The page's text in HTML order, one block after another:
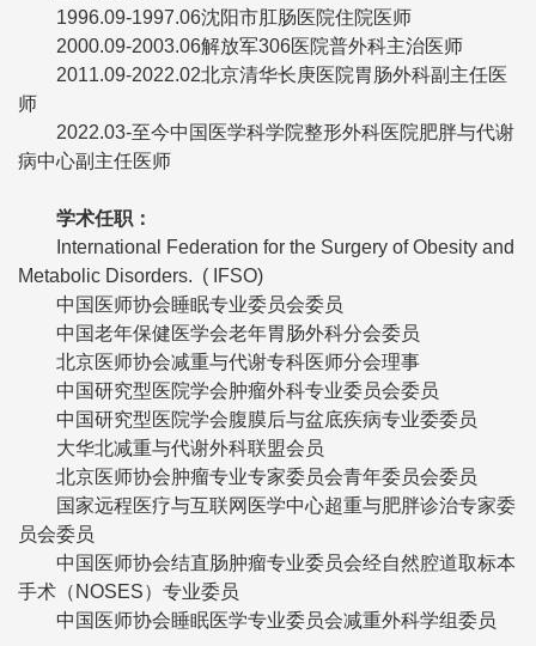
1996.09-1997.06沈阳市肛肠医院住院医师
2000.09-2003.06解放军306医院普外科主治医师
2011.09-2022.02北京清华长庚医院胃肠外科副主任医
师
2022.03-至今中国医学科学院整形外科医院肥胖与代谢
病中心副主任医师
学术任职：
International Federation for the Surgery of Obesity and
Metabolic Disorders. ( IFSO)
中国医师协会睡眠专业委员会委员
中国老年保健医学会老年胃肠外科分会委员
北京医师协会减重与代谢专科医师分会理事
中国研究型医院学会肿瘤外科专业委员会委员
中国研究型医院学会腹膜后与盆底疾病专业委委员
大华北减重与代谢外科联盟会员
北京医师协会肿瘤专业专家委员会青年委员会委员
国家远程医疗与互联网医学中心超重与肥胖诊治专家委
员会委员
中国医师协会结直肠肿瘤专业委员会经自然腔道取标本
手术（NOSES）专业委员
中国医师协会睡眠医学专业委员会减重外科学组委员